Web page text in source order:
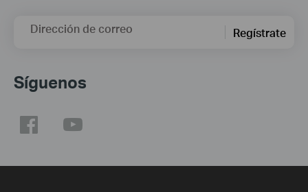
Dirección de correo Regístrate
Síguenos